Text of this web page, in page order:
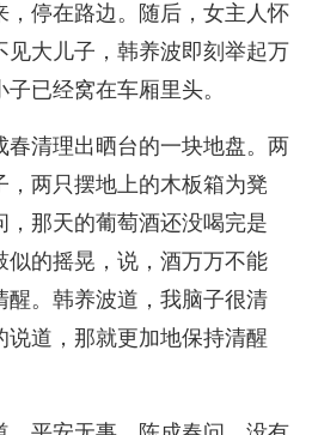
，停在路边。随后，女主人怀
见大儿子，韩养波即刻举起万
已经窝在车厢里头。
春清理出晒台的一块地盘。两
，两只摆地上的木板箱为凳
，那天的葡萄酒还没喝完是
似的摇晃，说，酒万万不能
醒。韩养波道，我脑子很清
说道，那就更加地保持清醒